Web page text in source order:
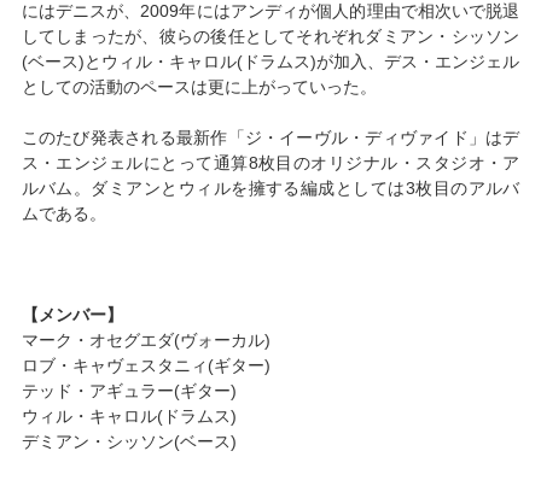
にはデニスが、2009年にはアンディが個人的理由で相次いで脱退
してしまったが、彼らの後任としてそれぞれダミアン・シッソン
(ベース)とウィル・キャロル(ドラムス)が加入、デス・エンジェル
としての活動のペースは更に上がっていった。
このたび発表される最新作「ジ・イーヴル・ディヴァイド」はデ
ス・エンジェルにとって通算8枚目のオリジナル・スタジオ・ア
ルバム。ダミアンとウィルを擁する編成としては3枚目のアルバ
ムである。
【メンバー】
マーク・オセグエダ(ヴォーカル)
ロブ・キャヴェスタニィ(ギター)
テッド・アギュラー(ギター)
ウィル・キャロル(ドラムス)
デミアン・シッソン(ベース)